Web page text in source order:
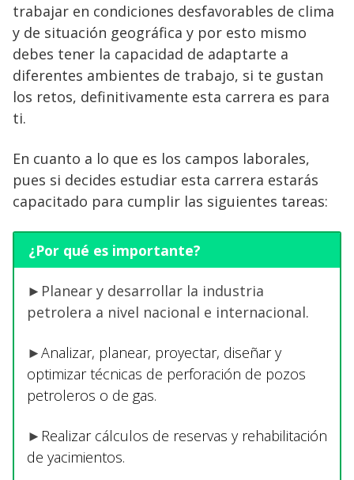
trabajar en condiciones desfavorables de clima
y de situación geográfica y por esto mismo
debes tener la capacidad de adaptarte a
diferentes ambientes de trabajo, si te gustan
los retos, definitivamente esta carrera es para
ti.
En cuanto a lo que es los campos laborales,
pues si decides estudiar esta carrera estarás
capacitado para cumplir las siguientes tareas:
¿Por qué es importante?
► Planear y desarrollar la industria
petrolera a nivel nacional e internacional.
►Analizar, planear, proyectar, diseñar y
optimizar técnicas de perforación de pozos
petroleros o de gas.
► Realizar cálculos de reservas y rehabilitación
de yacimientos.